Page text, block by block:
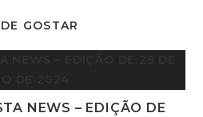
GOSTAR
NEWS – EDIÇÃO DE